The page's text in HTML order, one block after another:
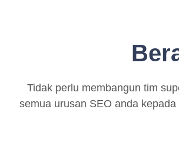
Tidak perlu membangun tim
semua urusan SEO anda